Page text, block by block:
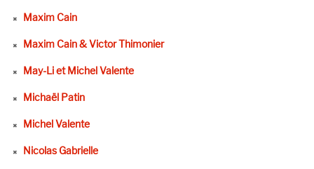
Maxim Cain
Maxim Cain & Victor Thimonier
May-Li et Michel Valente
Michaël Patin
Michel Valente
Nicolas Gabrielle